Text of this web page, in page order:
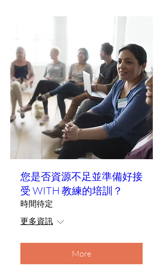
您是否資源不足並準備好接
受 WITH 教練的培訓？
時間待定
更多資訊
More